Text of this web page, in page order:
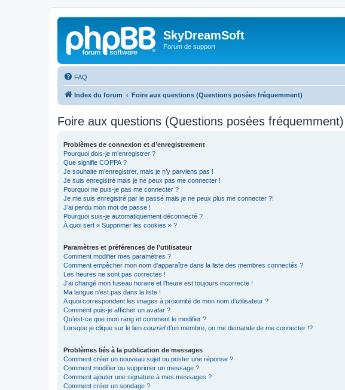
SkyDreamSoft
Forum de support
FAQ
Index du forum Foire aux questions (Questions posées fréquemment)
Foire aux questions (Questions posées fréquemment)
Problèmes de connexion et d’enregistrement
Pourquoi dois-je m’enregistrer ?
Que signifie COPPA ?
Je souhaite m’enregistrer, mais je n’y parviens pas !
Je suis enregistré mais je ne peux pas me connecter !
Pourquoi ne puis-je pas me connecter ?
Je me suis enregistré par le passé mais je ne peux plus me connecter ?!
J’ai perdu mon mot de passe !
Pourquoi suis-je automatiquement déconnecté ?
À quoi sert « Supprimer les cookies » ?
Paramètres et préférences de l’utilisateur
Comment modifier mes paramètres ?
Comment empêcher mon nom d’apparaître dans la liste des membres connectés ?
Les heures ne sont pas correctes !
J’ai changé mon fuseau horaire et l’heure est toujours incorrecte !
Ma langue n’est pas dans la liste !
A quoi correspondent les images à proximité de mon nom d’utilisateur ?
Comment puis-je afficher un avatar ?
Qu’est-ce que mon rang et comment le modifier ?
Lorsque je clique sur le lien courrield’un membre, on me demande de me connecter !?
Problèmes liés à la publication de messages
Comment créer un nouveau sujet ou poster une réponse ?
Comment modifier ou supprimer un message ?
Comment ajouter une signature à mes messages ?
Comment créer un sondage ?